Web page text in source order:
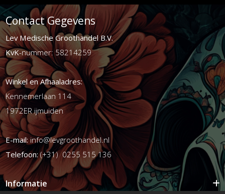
Contact Gegevens
Lev Medische Groothandel B.V.
KvK-nummer: 58214259
Winkel en Afhaaladres:
Kennemerlaan 114
1972ER ijmuiden
E-mail:info@levgroothandel.nl
Telefoon:(+31) 0255 515 136
Informatie